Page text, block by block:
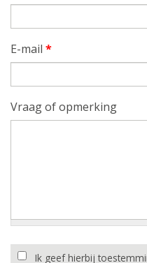
E-mail *
Vraag of opmerking
Ik geef hierbij